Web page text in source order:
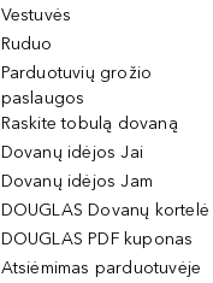
Vestuvės
Ruduo
Parduotuvių grožio
paslaugos
Raskite tobulą dovaną
Dovanų idėjos Jai
Dovanų idėjos Jam
DOUGLAS Dovanų kortelė
DOUGLAS PDF kuponas
Atsiėmimas parduotuvėje